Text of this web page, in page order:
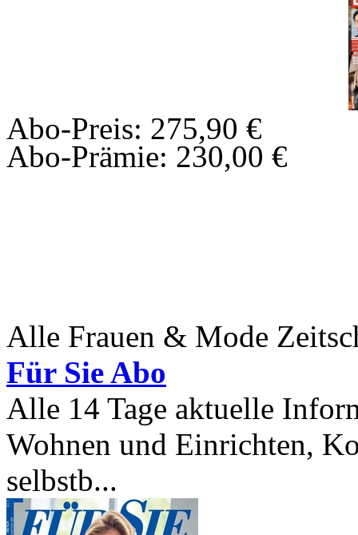
Abo-Preis: 275,90 €
Abo-Prämie: 230,00 €
Alle Frauen & Mode
Für Sie Abo
Alle 14 Tage aktuelle
Wohnen und Einrichten,
selbstb...